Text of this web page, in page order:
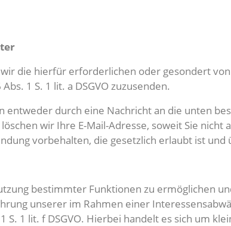
die hierfür erforderlichen oder gesondert
1 S. 1 lit. a DSGVO zuzusenden.
durch eine Nachricht an die unten
wir Ihre E-Mail-Adresse, soweit Sie
vorbehalten, die gesetzlich erlaubt ist
bestimmter Funktionen zu ermöglichen
unserer im Rahmen einer
1 lit. f DSGVO. Hierbei handelt es sich um